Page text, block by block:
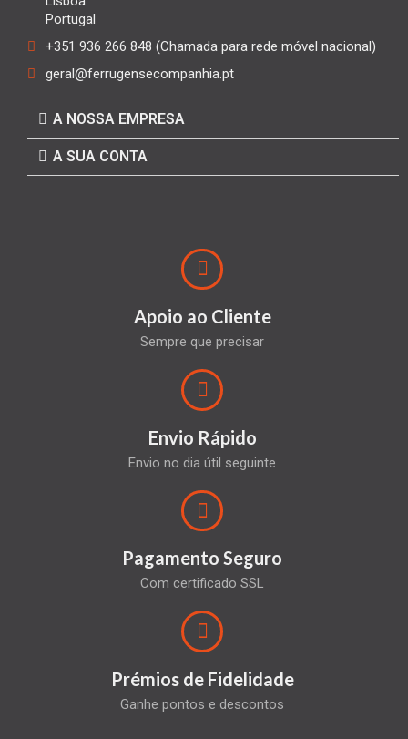
Portugal
+351 936 266 848 (Chamada para rede móvel nacional)
geral@ferrugensecompanhia.pt
A NOSSA EMPRESA
A SUA CONTA
Apoio ao Cliente
Sempre que precisar
Envio Rápido
Envio no dia útil seguinte
Pagamento Seguro
Com certificado SSL
Prémios de Fidelidade
Ganhe pontos e descontos